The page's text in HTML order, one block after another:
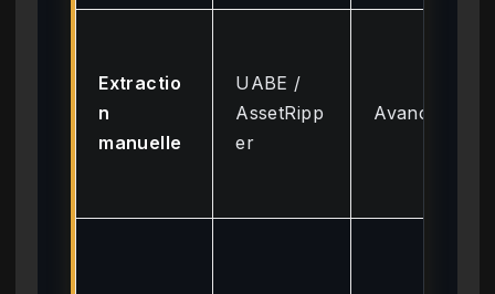
Extractio
n
manuelle
UABE /
AssetRipp
er
Avancé